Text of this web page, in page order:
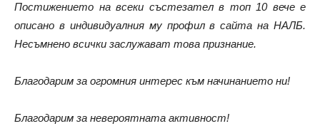
Постижението на всеки състезател в топ 10 вече е
описано в индивидуалния му профил в сайта на НАЛБ.
Несъмнено всички заслужават това признание.
Благодарим за огромния интерес към начинанието ни!
Благодарим за невероятната активност!